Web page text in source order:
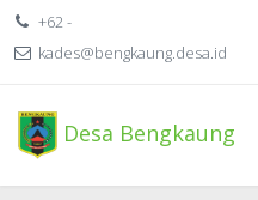
+62 -
kades@bengkaung.desa.id
Desa Bengkaung